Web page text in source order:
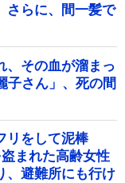
らに、間一髪で
、その血が溜まっ
さん」、死の間
リをして泥棒
まれた高齢女性
避難所にも行け